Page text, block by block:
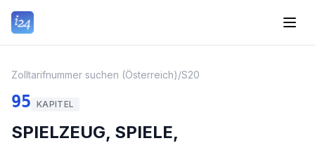
Zolltarifnummer suchen (Österreich)/S20
95 KAPITEL
SPIELZEUG, SPIELE,